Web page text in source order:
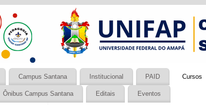
Campus Santana Institucional PAID Cursos
Ônibus Campus Santana Editais Eventos